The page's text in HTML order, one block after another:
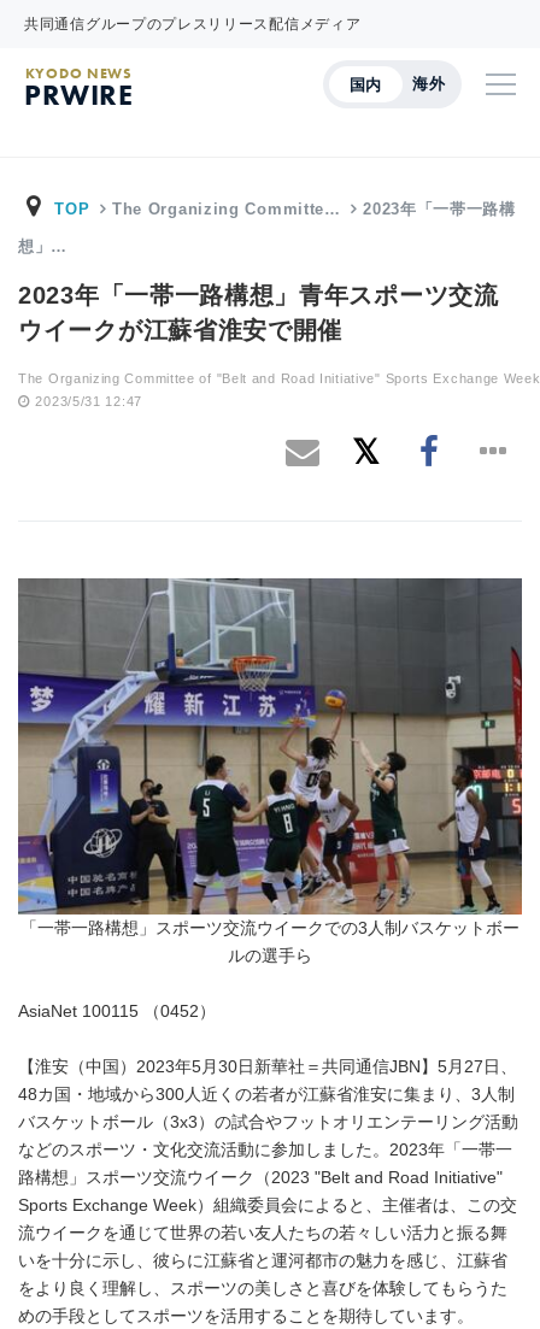
共同通信グループのプレスリリース配信メディア
国内 海外
KYODO NEWS
PRWIRE
TOP The Organizing Committe… 2023年「一帯一路構
想」…
2023年「一帯一路構想」青年スポーツ交流
ウイークが江蘇省淮安で開催
The Organizing Committee of "Belt and Road Initiative" Sports Exchange Week
2023/5/31 12:47
「一帯一路構想」スポーツ交流ウイークでの3人制バスケットボー
ルの選手ら
AsiaNet 100115 （0452）
【淮安（中国）2023年5月30日新華社＝共同通信JBN】5月27日、
48カ国・地域から300人近くの若者が江蘇省淮安に集まり、3人制
バスケットボール（3x3）の試合やフットオリエンテーリング活動
などのスポーツ・文化交流活動に参加しました。2023年「一帯一
路構想」スポーツ交流ウイーク（2023 "Belt and Road Initiative"
Sports Exchange Week）組織委員会によると、主催者は、この交
流ウイークを通じて世界の若い友人たちの若々しい活力と振る舞
いを十分に示し、彼らに江蘇省と運河都市の魅力を感じ、江蘇省
をより良く理解し、スポーツの美しさと喜びを体験してもらうた
めの手段としてスポーツを活用することを期待しています。